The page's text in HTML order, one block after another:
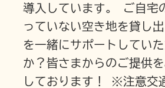
導入しています。 ご自宅
っていない空き地を貸し
を一緒にサポートしてい
か？皆さまからのご提供
しております！ ※注意交